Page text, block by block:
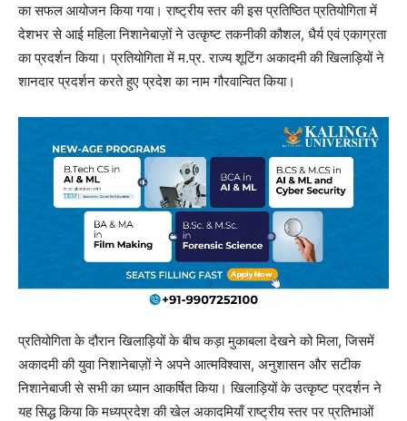
का सफल आयोजन किया गया। राष्ट्रीय स्तर की इस प्रतिष्ठित प्रतियोगिता में
देशभर से आई महिला निशानेबाज़ों ने उत्कृष्ट तकनीकी कौशल, धैर्य एवं एकाग्रता
का प्रदर्शन किया। प्रतियोगिता में म.प्र. राज्य शूटिंग अकादमी की खिलाड़ियों ने
शानदार प्रदर्शन करते हुए प्रदेश का नाम गौरवान्वित किया।
प्रतियोगिता के दौरान खिलाड़ियों के बीच कड़ा मुकाबला देखने को मिला, जिसमें
अकादमी की युवा निशानेबाज़ों ने अपने आत्मविश्वास, अनुशासन और सटीक
निशानेबाजी से सभी का ध्यान आकर्षित किया। खिलाड़ियों के उत्कृष्ट प्रदर्शन ने
यह सिद्ध किया कि मध्यप्रदेश की खेल अकादमियाँ राष्ट्रीय स्तर पर प्रतिभाओं